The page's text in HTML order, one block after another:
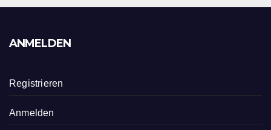
ANMELDEN
Registrieren
Anmelden